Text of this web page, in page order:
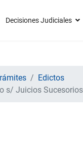
Decisiones Judiciales
Edictos
s/ Juicios